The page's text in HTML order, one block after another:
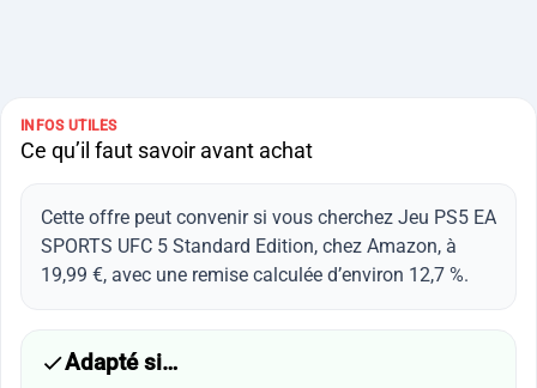
INFOS UTILES
Ce qu’il faut savoir avant achat
Cette offre peut convenir si vous cherchez Jeu PS5 EA
SPORTS UFC 5 Standard Edition, chez Amazon, à
19,99 €, avec une remise calculée d’environ 12,7 %.
Adapté si…